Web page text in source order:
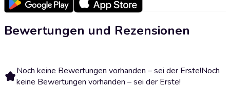
Bewertungen und Rezensionen
Noch keine Bewertungen vorhanden – sei der Erste!Noch
keine Bewertungen vorhanden – sei der Erste!